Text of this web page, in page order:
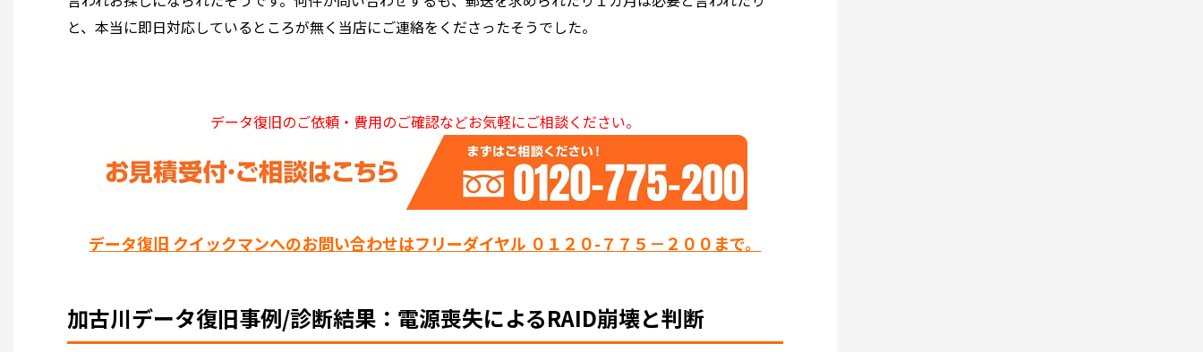
と、本当に即日対応しているところが無く当店にご連絡をくださったそうでした。
データ復旧のご依頼・費用のご確認などお気軽にご相談ください。
データ復旧 クイックマンへのお問い合わせはフリーダイヤル ０１２０-７７５－２００まで。
加古川データ復旧事例/診断結果：電源喪失によるRAID崩壊と判断